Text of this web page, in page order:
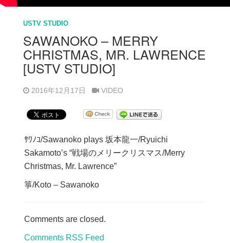
USTV STUDIO
SAWANOKO – MERRY
CHRISTMAS, MR. LAWRENCE
[USTV STUDIO]
2016年12月17日 VIDEO
ｻﾜﾉｺ/Sawanoko plays 坂本龍一/Ryuichi
Sakamoto’s “戦場のメリークリスマス/Merry
Christmas, Mr. Lawrence”
箏/Koto – Sawanoko
Comments are closed.
Comments RSS Feed